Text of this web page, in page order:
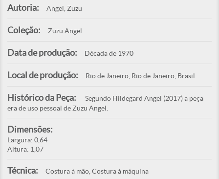
Autoria: Angel, Zuzu
Coleção: Zuzu Angel
Data de produção: Década de 1970
Local de produção: Rio de Janeiro, Rio de Janeiro, Brasil
Histórico da Peça:
Segundo Hildegard Angel (2017) a peça
era de uso pessoal de Zuzu Angel.
Dimensões:
Largura: 0,64
Altura: 1,07
Técnica: Costura à mão, Costura à máquina